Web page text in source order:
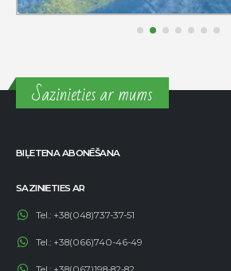
Sazinieties ar mums
BIĻETENA ABONĒŠANA
SAZINIETIES AR
Tel.: +38(048)737-37-51
Tel.: +38(066)740-46-49